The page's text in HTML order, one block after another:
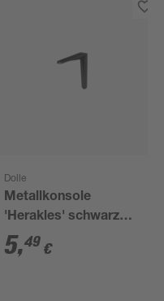
Dolle
Metallkonsole
'Herakles' schwarz
140 x 115 mm
5,49 €